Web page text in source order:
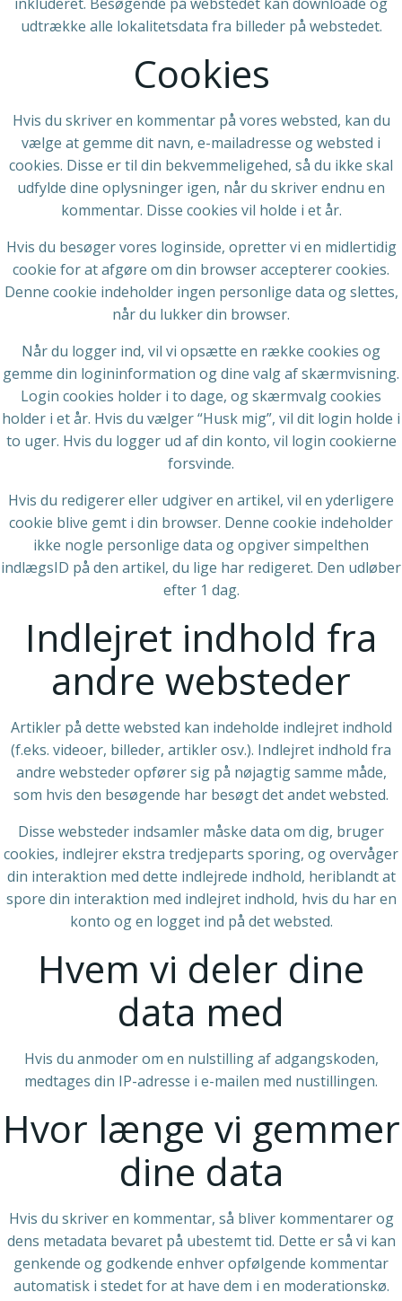
udtrække alle lokalitetsdata fra billeder på webstedet.
Cookies
Hvis du skriver en kommentar på vores websted, kan du
vælge at gemme dit navn, e-mailadresse og websted i
cookies. Disse er til din bekvemmeligehed, så du ikke skal
udfylde dine oplysninger igen, når du skriver endnu en
kommentar. Disse cookies vil holde i et år.
Hvis du besøger vores loginside, opretter vi en midlertidig
cookie for at afgøre om din browser accepterer cookies.
Denne cookie indeholder ingen personlige data og slettes,
når du lukker din browser.
Når du logger ind, vil vi opsætte en række cookies og
gemme din logininformation og dine valg af skærmvisning.
Login cookies holder i to dage, og skærmvalg cookies
holder i et år. Hvis du vælger “Husk mig”, vil dit login holde i
to uger. Hvis du logger ud af din konto, vil login cookierne
forsvinde.
Hvis du redigerer eller udgiver en artikel, vil en yderligere
cookie blive gemt i din browser. Denne cookie indeholder
ikke nogle personlige data og opgiver simpelthen
indlægsID på den artikel, du lige har redigeret. Den udløber
efter 1 dag.
Indlejret indhold fra
andre websteder
Artikler på dette websted kan indeholde indlejret indhold
(f.eks. videoer, billeder, artikler osv.). Indlejret indhold fra
andre websteder opfører sig på nøjagtig samme måde,
som hvis den besøgende har besøgt det andet websted.
Disse websteder indsamler måske data om dig, bruger
cookies, indlejrer ekstra tredjeparts sporing, og overvåger
din interaktion med dette indlejrede indhold, heriblandt at
spore din interaktion med indlejret indhold, hvis du har en
konto og en logget ind på det websted.
Hvem vi deler dine
data med
Hvis du anmoder om en nulstilling af adgangskoden,
medtages din IP-adresse i e-mailen med nustillingen.
Hvor længe vi gemmer
dine data
Hvis du skriver en kommentar, så bliver kommentarer og
dens metadata bevaret på ubestemt tid. Dette er så vi kan
genkende og godkende enhver opfølgende kommentar
automatisk i stedet for at have dem i en moderationskø.